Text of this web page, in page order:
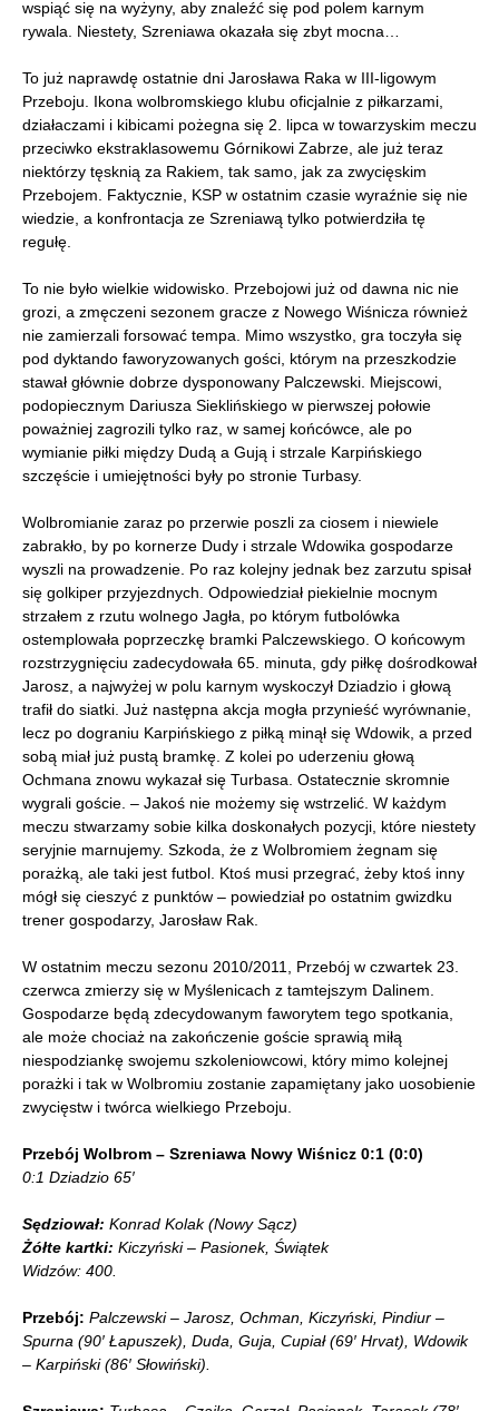
wspiąć się na wyżyny, aby znaleźć się pod polem karnym
rywala. Niestety, Szreniawa okazała się zbyt mocna…
To już naprawdę ostatnie dni Jarosława Raka w III-ligowym
Przeboju. Ikona wolbromskiego klubu oficjalnie z piłkarzami,
działaczami i kibicami pożegna się 2. lipca w towarzyskim meczu
przeciwko ekstraklasowemu Górnikowi Zabrze, ale już teraz
niektórzy tęsknią za Rakiem, tak samo, jak za zwycięskim
Przebojem. Faktycznie, KSP w ostatnim czasie wyraźnie się nie
wiedzie, a konfrontacja ze Szreniawą tylko potwierdziła tę
regułę.
To nie było wielkie widowisko. Przebojowi już od dawna nic nie
grozi, a zmęczeni sezonem gracze z Nowego Wiśnicza również
nie zamierzali forsować tempa. Mimo wszystko, gra toczyła się
pod dyktando faworyzowanych gości, którym na przeszkodzie
stawał głównie dobrze dysponowany Palczewski. Miejscowi,
podopiecznym Dariusza Sieklińskiego w pierwszej połowie
poważniej zagrozili tylko raz, w samej końcówce, ale po
wymianie piłki między Dudą a Gują i strzale Karpińskiego
szczęście i umiejętności były po stronie Turbasy.
Wolbromianie zaraz po przerwie poszli za ciosem i niewiele
zabrakło, by po kornerze Dudy i strzale Wdowika gospodarze
wyszli na prowadzenie. Po raz kolejny jednak bez zarzutu spisał
się golkiper przyjezdnych. Odpowiedział piekielnie mocnym
strzałem z rzutu wolnego Jagła, po którym futbolówka
ostemplowała poprzeczkę bramki Palczewskiego. O końcowym
rozstrzygnięciu zadecydowała 65. minuta, gdy piłkę dośrodkował
Jarosz, a najwyżej w polu karnym wyskoczył Dziadzio i głową
trafił do siatki. Już następna akcja mogła przynieść wyrównanie,
lecz po dograniu Karpińskiego z piłką minął się Wdowik, a przed
sobą miał już pustą bramkę. Z kolei po uderzeniu głową
Ochmana znowu wykazał się Turbasa. Ostatecznie skromnie
wygrali goście. – Jakoś nie możemy się wstrzelić. W każdym
meczu stwarzamy sobie kilka doskonałych pozycji, które niestety
seryjnie marnujemy. Szkoda, że z Wolbromiem żegnam się
porażką, ale taki jest futbol. Ktoś musi przegrać, żeby ktoś inny
mógł się cieszyć z punktów – powiedział po ostatnim gwizdku
trener gospodarzy, Jarosław Rak.
W ostatnim meczu sezonu 2010/2011, Przebój w czwartek 23.
czerwca zmierzy się w Myślenicach z tamtejszym Dalinem.
Gospodarze będą zdecydowanym faworytem tego spotkania,
ale może chociaż na zakończenie goście sprawią miłą
niespodziankę swojemu szkoleniowcowi, który mimo kolejnej
porażki i tak w Wolbromiu zostanie zapamiętany jako uosobienie
zwycięstw i twórca wielkiego Przeboju.
Przebój Wolbrom – Szreniawa Nowy Wiśnicz 0:1 (0:0)
0:1 Dziadzio 65′
Sędziował: Konrad Kolak (Nowy Sącz)
Żółte kartki: Kiczyński – Pasionek, Świątek
Widzów: 400.
Przebój: Palczewski – Jarosz, Ochman, Kiczyński, Pindiur –
Spurna (90′ Łapuszek), Duda, Guja, Cupiał (69′ Hrvat), Wdowik
– Karpiński (86′ Słowiński).